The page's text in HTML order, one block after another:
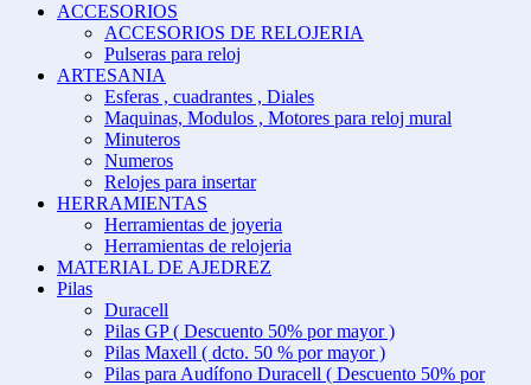
ACCESORIOS
ACCESORIOS DE RELOJERIA
Pulseras para reloj
ARTESANIA
Esferas , cuadrantes , Diales
Maquinas, Modulos , Motores para reloj mural
Minuteros
Numeros
Relojes para insertar
HERRAMIENTAS
Herramientas de joyeria
Herramientas de relojeria
MATERIAL DE AJEDREZ
Pilas
Duracell
Pilas GP ( Descuento 50% por mayor )
Pilas Maxell ( dcto. 50 % por mayor )
Pilas para Audífono Duracell ( Descuento 50% por